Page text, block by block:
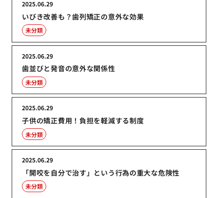
いびき改善も？歯列矯正の意外な効果
2025.06.29
未分類
歯並びと発音の意外な関係性
2025.06.29
未分類
子供の矯正費用！負担を軽減する制度
2025.06.29
未分類
「開咬を自分で治す」という行為の重大な危険性
2025.06.29
未分類